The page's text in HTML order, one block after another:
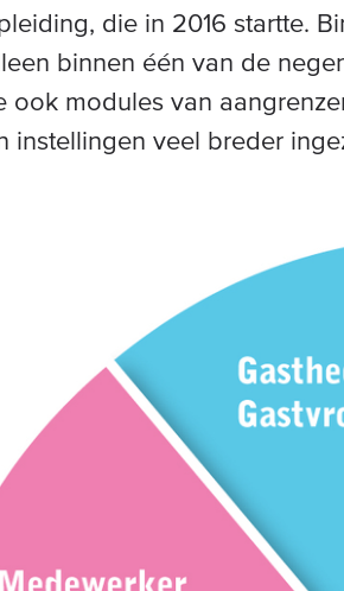
die in 2016 startte.
binnen één van de
ook modules van
instellingen veel breder